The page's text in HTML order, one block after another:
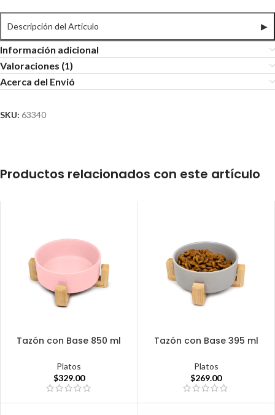
Descripción del Articulo ▶
Información adicional
Valoraciones (1)
Acerca del Envió
SKU: 63340
Productos relacionados con este artículo
Tazón con Base 850 ml
Platos
$329.00
Tazón con Base 395 ml
Platos
$269.00